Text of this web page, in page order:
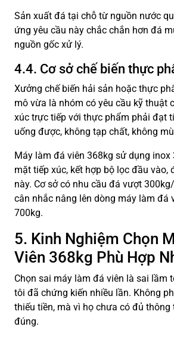
Sản xuất đá tại chỗ từ nguồn nước
ứng yêu cầu này chắc chắn hơn đá
nguồn gốc xử lý.
4.4. Cơ sở chế biến thực
Xưởng chế biến hải sản hoặc thực
mô vừa là nhóm có yêu cầu kỹ thuật
xúc trực tiếp với thực phẩm phải đạt
uống được, không tạp chất, không
Máy làm đá viên 368kg sử dụng inox
mặt tiếp xúc, kết hợp bộ lọc đầu vào,
này. Cơ sở có nhu cầu đá vượt
cân nhắc nâng lên dòng máy làm đá
700kg.
5. Kinh Nghiệm Chọn
Viên 368kg Phù Hợp
Chọn sai máy làm đá viên là sai lầm
tôi đã chứng kiến nhiều lần. Không
thiếu tiền, mà vì họ chưa có đủ
đúng.